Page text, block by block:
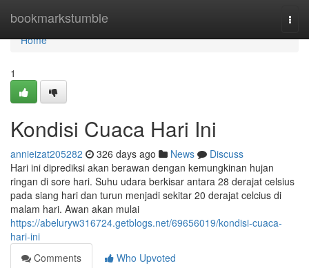
bookmarkstumble
Home
Home
1
Kondisi Cuaca Hari Ini
annieizat205282 326 days ago News
Discuss
Hari ini diprediksi akan berawan dengan kemungkinan hujan
ringan di sore hari. Suhu udara berkisar antara 28 derajat celsius
pada siang hari dan turun menjadi sekitar 20 derajat celcius di
malam hari. Awan akan mulai
https://abeluryw316724.getblogs.net/69656019/kondisi-cuaca-
hari-ini
Comments
Who Upvoted